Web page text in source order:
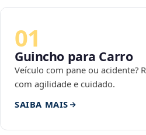
01
Guincho para Carro
Veículo com pane ou acidente?
com agilidade e cuidado.
SAIBA MAIS